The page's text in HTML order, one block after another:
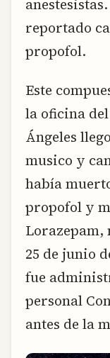
reportado
propofol.
Este
la oficina
Ángeles
musico y
había
propofol y
Lorazepam,
25 de junio
fue
personal
antes de la